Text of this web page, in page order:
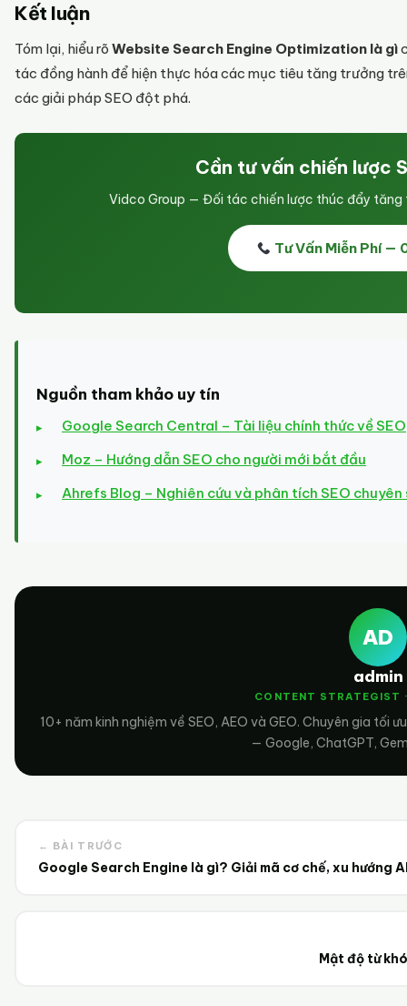
Kết luận
Tóm lại, hiểu rõ Website Search Engine Optimization là gì
tác đồng hành để hiện thực hóa các mục tiêu tăng trưởng
các giải pháp SEO đột phá.
Cần tư vấn chiến lược
Vidco Group — Đối tác chiến lược thúc đẩy
Tư Vấn Miễn Phí —
Nguồn tham khảo uy tín
Google Search Central – Tài liệu chính thức về SEO
Moz – Hướng dẫn SEO cho người mới bắt đầu
Ahrefs Blog – Nghiên cứu và phân tích SEO chuyên
AD
admin
CONTENT STRATEGIST
10+ năm kinh nghiệm về SEO, AEO và GEO. Chuyên gia
— Google, ChatGPT,
← BÀI TRƯỚC
Google Search Engine là gì? Giải mã cơ chế, xu hướng
Mật độ từ